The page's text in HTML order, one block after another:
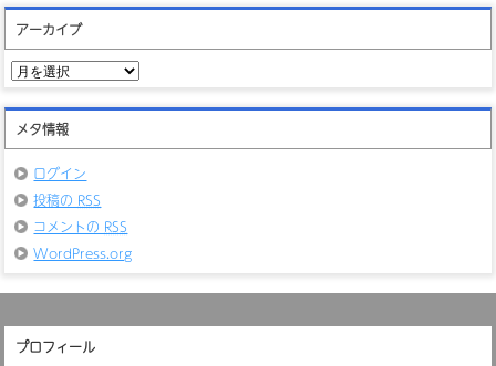
アーカイブ
ア
カ
イ
ブ
メタ情報
ログイン
投稿の RSS
コメントの RSS
WordPress.org
プロフィール